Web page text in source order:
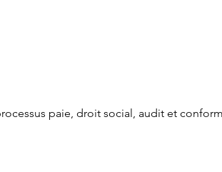
paie, droit social, audit et